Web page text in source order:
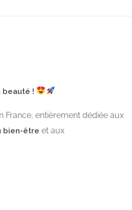
beauté !
France, entièrement dédiée aux
bien-être et aux